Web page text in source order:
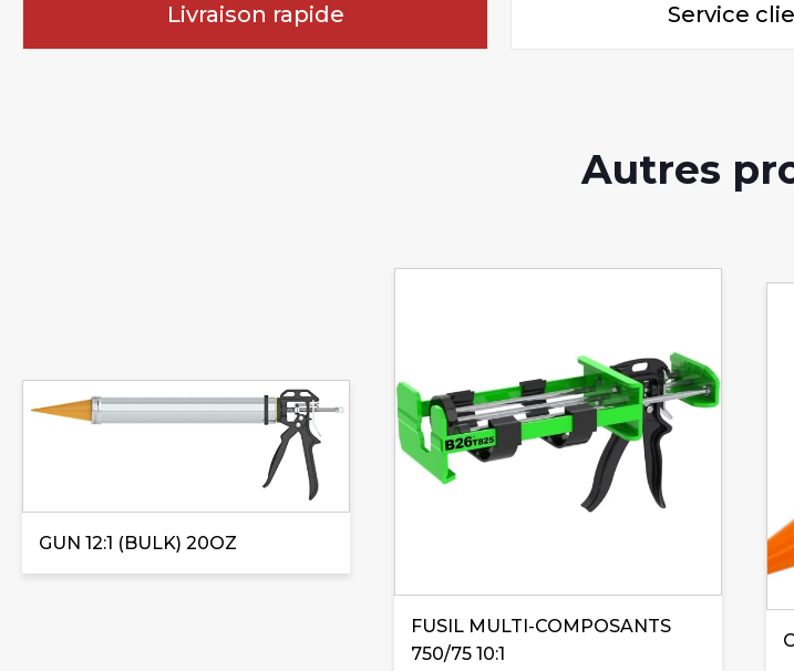
Livraison rapide Service
Autres
GUN 12:1 (BULK) 20OZ
FUSIL MULTI-COMPOSANTS
750/75 10:1